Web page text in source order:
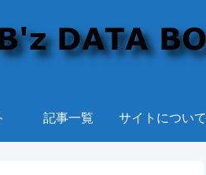
記事一覧 サイトについて